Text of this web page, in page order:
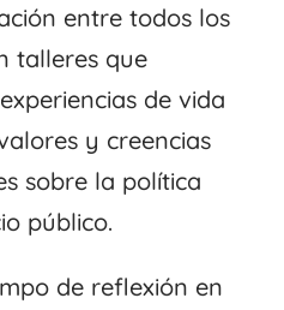
entre todos los
talleres que
de vida
y creencias
sobre la política
público.
de reflexión en